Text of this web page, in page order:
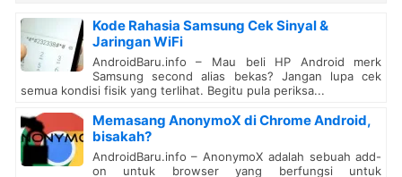
Kode Rahasia Samsung Cek Sinyal &
Jaringan WiFi
AndroidBaru.info – Mau beli HP Android merk
Samsung second alias bekas? Jangan lupa cek
semua kondisi fisik yang terlihat. Begitu pula periksa...
Memasang AnonymoX di Chrome Android,
bisakah?
AndroidBaru.info – AnonymoX adalah sebuah add-
on untuk browser yang berfungsi untuk